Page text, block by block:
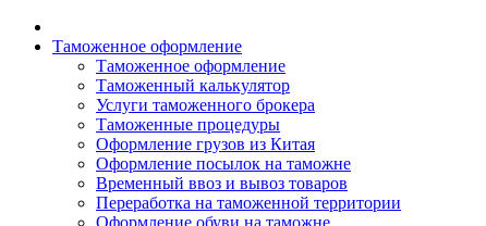
Таможенное оформление
Таможенное оформление
Таможенный калькулятор
Услуги таможенного брокера
Таможенные процедуры
Оформление грузов из Китая
Оформление посылок на таможне
Временный ввоз и вывоз товаров
Переработка на таможенной территории
Оформление обуви на таможне